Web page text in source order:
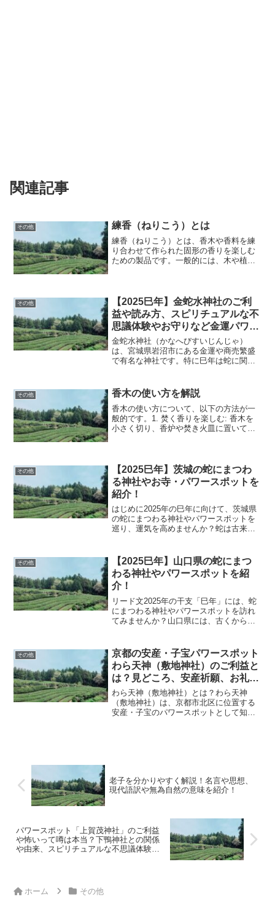
関連記事
その他 練香（ねりこう）とは
練香（ねりこう）とは、香木や香料を練
り合わせて作られた固形の香りを楽しむ
ための製品です。一般的には、木や植物
焚くのではなく、香りをじ...
その他
【2025巳年】金蛇水神社のご利
益や読み方、スピリチュアルな不
思議体験やお守りなど金運パワー
スポットを解説
金蛇水神社（かなへびすいじんじゃ）
は、宮城県岩沼市にある金運や商売繁盛
で有名な神社です。特に巳年は蛇に関す
予想されます。この記事では、金蛇水神
社の読み方やご利益、ス...
その他 香木の使い方を解説
香木の使い方について、以下の方法が一
般的です。1. 焚く香りを楽しむ: 香木を
小さく切り、香炉や焚き火皿に置いて火
ることもできま...
その他
【2025巳年】茨城の蛇にまつわ
る神社やお寺・パワースポットを
紹介！
はじめに2025年の巳年に向けて、茨城県
の蛇にまつわる神社やパワースポットを
巡り、運気を高めませんか？蛇は古来よ
年の1年は、その力が一層強まると言われ
ています。本記事で...
その他
【2025巳年】山口県の蛇にまつ
わる神社やパワースポットを紹
介！
リード文2025年の干支「巳年」には、蛇
にまつわる神社やパワースポットを訪れ
てみませんか？山口県には、古くから蛇
点在しています。蛇は知恵や再生の象徴
とされ、多くの人々に...
その他
京都の安産・子宝パワースポット
わら天神（敷地神社）のご利益と
は？見どころ、安産祈願、お礼参
り、お守りの種類や御朱印情報、
お守りプレゼント、最寄り駅・駐
車場やアクセス情報を解説！
わら天神（敷地神社）とは？わら天神
（敷地神社）は、京都市北区に位置する
安産・子宝のパワースポットとして知ら
老子を分かりやすく解説！名言や思想、
現代語訳や無為自然の意味を紹介！
パワースポット「上賀茂神社」のご利益
や怖いって噂は本当？下鴨神社との関係
や由来、スピリチュアルな不思議体験や
ホーム その他